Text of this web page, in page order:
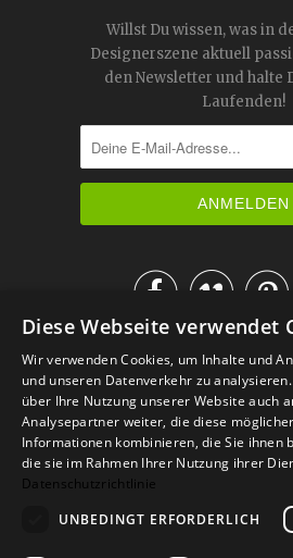
Willst Du wissen, was in
Designerszene aktuell
den Newsletter und halte
Laufenden!

IM KATALOG BLÄTTERN
Diese Webseite verwendet
Wir verwenden Cookies, um Inhalte und
und unseren Datenverkehr zu
über Ihre Nutzung unserer Website auch
Analysepartner weiter, die diese
Informationen kombinieren, die Sie ihnen
die sie im Rahmen Ihrer Nutzung ihrer
Datenschutzrichtlinie
UNBEDINGT ERFORDERLICH